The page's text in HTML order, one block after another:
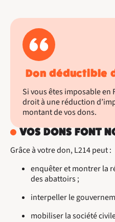
VOS DONS FONT
Grâce à votre don, L214 peut :
enquêter et montrer la
des abattoirs ;
interpeller le
mobiliser la société
Don déductible
Si vous êtes imposable
droit à une réduction
montant de vos dons.